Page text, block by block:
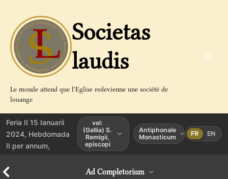
contenu
Societas
laudis
Le monde attend que l'Eglise redevienne une société de
louange
Feria II 15 Ianuarii
2024, Hebdomada
II per annum,
vel:
(Gallia) S.
Remigii,
episcopi
Antiphonale
Monasticum
FR EN
Ad Completorium